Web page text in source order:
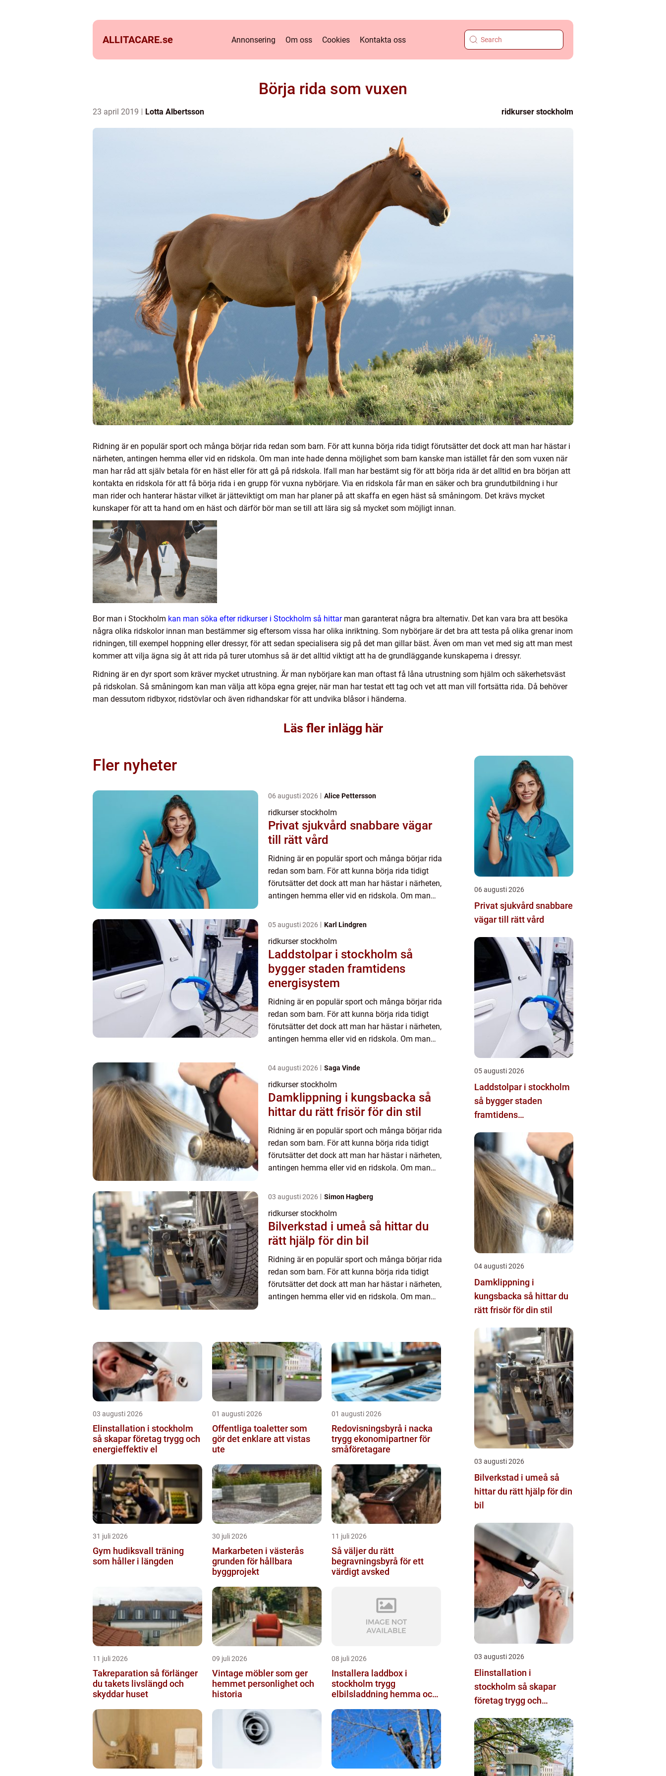
ALLITACARE.se Annonsering Om oss Cookies Kontakta oss
Börja rida som vuxen
23 april 2019 Lotta Albertsson ridkurser stockholm
Ridning är en populär sport och många börjar rida redan som barn. För att kunna börja rida tidigt förutsätter det dock att man har hästar i
närheten, antingen hemma eller vid en ridskola. Om man inte hade denna möjlighet som barn kanske man istället får den som vuxen när
man har råd att själv betala för en häst eller för att gå på ridskola. Ifall man har bestämt sig för att börja rida är det alltid en bra början att
kontakta en ridskola för att få börja rida i en grupp för vuxna nybörjare. Via en ridskola får man en säker och bra grundutbildning i hur
man rider och hanterar hästar vilket är jätteviktigt om man har planer på att skaffa en egen häst så småningom. Det krävs mycket
kunskaper för att ta hand om en häst och därför bör man se till att lära sig så mycket som möjligt innan.
Bor man i Stockholm kan man söka efter ridkurser i Stockholm så hittarman garanterat några bra alternativ. Det kan vara bra att besöka
några olika ridskolor innan man bestämmer sig eftersom vissa har olika inriktning. Som nybörjare är det bra att testa på olika grenar inom
ridningen, till exempel hoppning eller dressyr, för att sedan specialisera sig på det man gillar bäst. Även om man vet med sig att man mest
kommer att vilja ägna sig åt att rida på turer utomhus så är det alltid viktigt att ha de grundläggande kunskaperna i dressyr.
Ridning är en dyr sport som kräver mycket utrustning. Är man nybörjare kan man oftast få låna utrustning som hjälm och säkerhetsväst
på ridskolan. Så småningom kan man välja att köpa egna grejer, när man har testat ett tag och vet att man vill fortsätta rida. Då behöver
man dessutom ridbyxor, ridstövlar och även ridhandskar för att undvika blåsor i händerna.
Läs fler inlägg här
Fler nyheter
06 augusti 2026 Alice Pettersson
ridkurser stockholm
Privat sjukvård snabbare vägar
till rätt vård
Ridning är en populär sport och många börjar rida
redan som barn. För att kunna börja rida tidigt
förutsätter det dock att man har hästar i närheten,
antingen hemma eller vid en ridskola. Om man
05 augusti 2026 Karl Lindgren
ridkurser stockholm
Laddstolpar i stockholm så
bygger staden framtidens
energisystem
Ridning är en populär sport och många börjar rida
redan som barn. För att kunna börja rida tidigt
förutsätter det dock att man har hästar i närheten,
antingen hemma eller vid en ridskola. Om man
04 augusti 2026 Saga Vinde
ridkurser stockholm
Damklippning i kungsbacka så
hittar du rätt frisör för din stil
Ridning är en populär sport och många börjar rida
redan som barn. För att kunna börja rida tidigt
förutsätter det dock att man har hästar i närheten,
antingen hemma eller vid en ridskola. Om man
03 augusti 2026 Simon Hagberg
ridkurser stockholm
Bilverkstad i umeå så hittar du
rätt hjälp för din bil
Ridning är en populär sport och många börjar rida
redan som barn. För att kunna börja rida tidigt
förutsätter det dock att man har hästar i närheten,
antingen hemma eller vid en ridskola. Om man
03 augusti 2026
Elinstallation i stockholm
så skapar företag trygg och
energieffektiv el
01 augusti 2026
Offentliga toaletter som
gör det enklare att vistas
ute
01 augusti 2026
Redovisningsbyrå i nacka
trygg ekonomipartner för
småföretagare
31 juli 2026
Gym hudiksvall träning
som håller i längden
30 juli 2026
Markarbeten i västerås
grunden för hållbara
byggprojekt
11 juli 2026
Så väljer du rätt
begravningsbyrå för ett
värdigt avsked
11 juli 2026
Takreparation så förlänger
du takets livslängd och
skyddar huset
09 juli 2026
Vintage möbler som ger
hemmet personlighet och
historia
08 juli 2026
Installera laddbox i
stockholm trygg
elbilsladdning hemma och
06 augusti 2026
Privat sjukvård snabbare
vägar till rätt vård
05 augusti 2026
Laddstolpar i stockholm
så bygger staden
framtidens
04 augusti 2026
Damklippning i
kungsbacka så hittar du
rätt frisör för din stil
03 augusti 2026
Bilverkstad i umeå så
hittar du rätt hjälp för din
bil
03 augusti 2026
Elinstallation i
stockholm så skapar
företag trygg och